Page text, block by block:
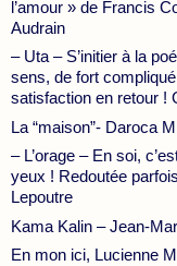
l’amour » de Francis
Audrain
– Uta – S’initier à la
sens, de fort
satisfaction en retour !
La “maison”- Daroca
– L’orage – En soi,
yeux ! Redoutée
Lepoutre
Kama Kalin – Jean-
En mon ici, Lucienne